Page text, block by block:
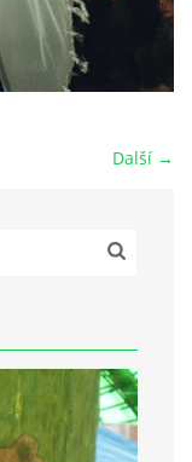
Další →